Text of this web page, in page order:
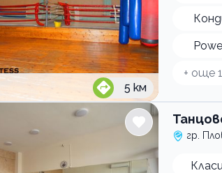
5 км
+ още
гр.